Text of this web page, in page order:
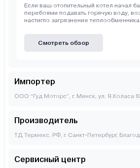
Если ваш отопительный котел начал
перебоями подавать горячую воду,
настигло загрязнение
Смотреть обзор
Импортер
ООО “Гуд Моторс”, г. Минск, ул. Я.Коласа
Производитель
ТД Термекс. РФ, г. Санкт-Петербург,
Сервисный центр